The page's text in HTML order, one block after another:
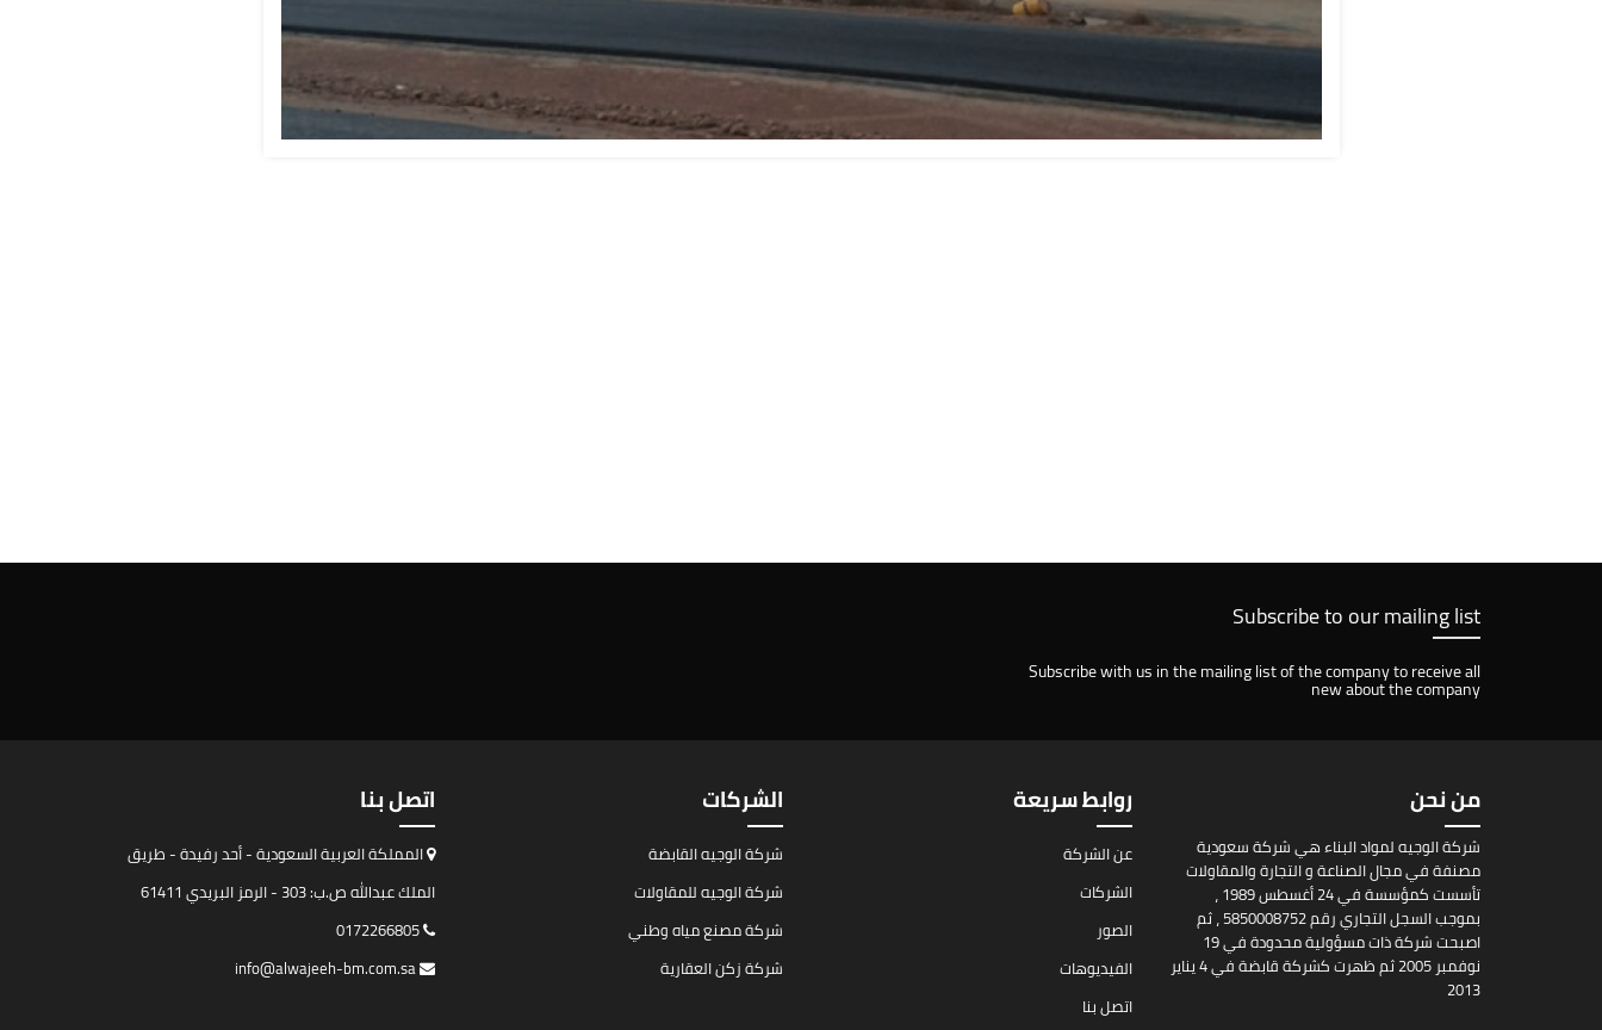
Subscribe to our mailing list
Subscribe with us in the mailing list of the company to receive all
new about the company
من نحن
شركة الوجيه لمواد البناء هي شركة سعودية
مصنفة في مجال الصناعة و التجارة والمقاولات
تأسست كمؤسسة في 24 أغسطس 1989 ،
بموجب السجل التجاري رقم 5850008752 ، ثم
اصبحت شركة ذات مسؤولية محدودة في 19
نوفمبر 2005 ثم ظهرت كشركة قابضة في 4 يناير
2013
روابط سريعة
عن الشركة
الشركات
الصور
الفيديوهات
اتصل بنا
الشركات
شركة الوجيه القابضة
شركة الوجيه للمقاولات
شركة مصنع مياه وطني
شركة زكن العقارية
اتصل بنا
المملكة العربية السعودية - أحد رفيدة - طريق
الملك عبدالله ص.ب: 303 - الرمز البريدي 61411
0172266805
info@alwajeeh-bm.com.sa